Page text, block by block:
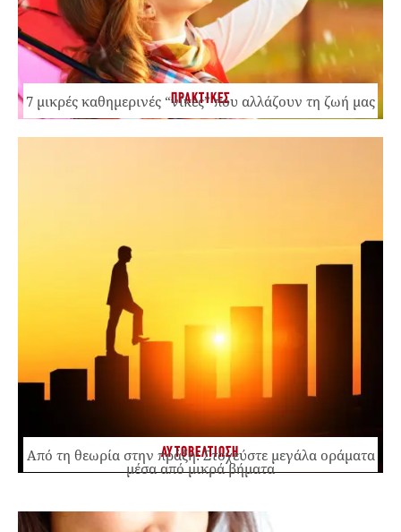
ΠΡΑΚΤΙΚΕΣ
7 μικρές καθημερινές “νίκες” που αλλάζουν τη ζωή μας
ΑΥΤΟΒΕΛΤΙΩΣΗ
Από τη θεωρία στην πράξη: Στοχεύστε μεγάλα οράματα
μέσα από μικρά βήματα